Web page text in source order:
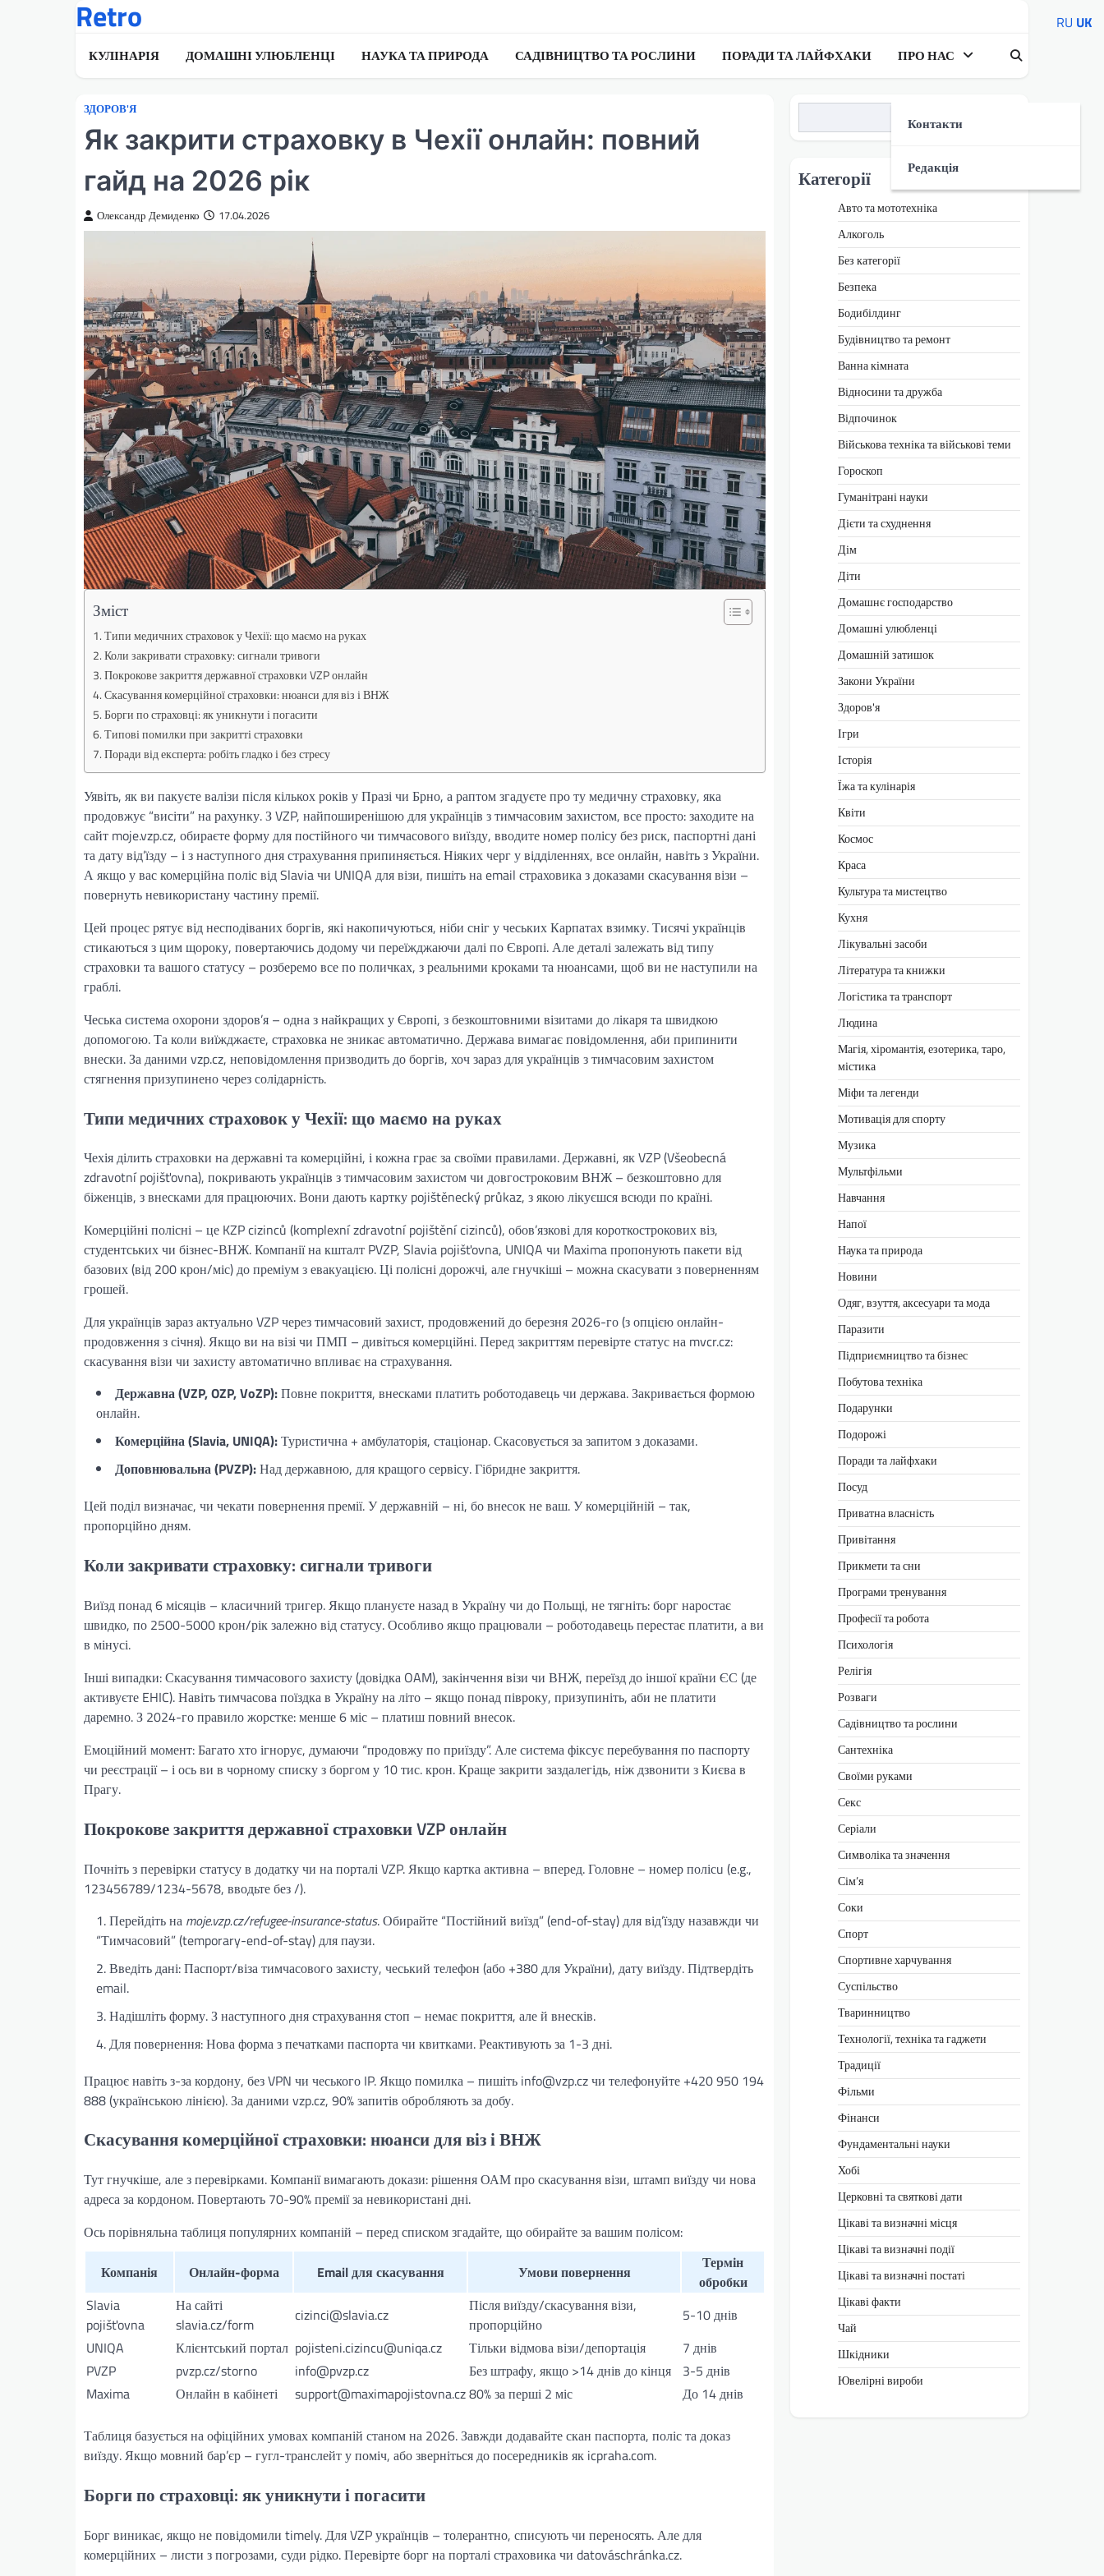
Retro
КУЛІНАРІЯ ДОМАШНІ УЛЮБЛЕНЦІ НАУКА ТА ПРИРОДА САДІВНИЦТВО ТА РОСЛИНИ ПОРАДИ ТА ЛАЙФХАКИ ПРО НАС
Контакти
Редакція
ЗДОРОВ'Я
Як закрити страховку в Чехії онлайн: повний
гайд на 2026 рік
Олександр Демиденко 17.04.2026
Зміст
Типи медичних страховок у Чехії: що маємо на руках
Коли закривати страховку: сигнали тривоги
Покрокове закриття державної страховки VZP онлайн
Скасування комерційної страховки: нюанси для віз і ВНЖ
Борги по страховці: як уникнути і погасити
Типові помилки при закритті страховки
Поради від експерта: робіть гладко і без стресу
Уявіть, як ви пакуєте валізи після кількох років у Празі чи Брно, а раптом згадуєте про ту медичну страховку, яка
продовжує “висіти” на рахунку. З VZP, найпоширенішою для українців з тимчасовим захистом, все просто: заходите на
сайт moje.vzp.cz, обираєте форму для постійного чи тимчасового виїзду, вводите номер полісу без риск, паспортні дані
та дату від’їзду – і з наступного дня страхування припиняється. Ніяких черг у відділеннях, все онлайн, навіть з України.
А якщо у вас комерційна поліс від Slavia чи UNIQA для візи, пишіть на email страховика з доказами скасування візи –
повернуть невикористану частину премії.
Цей процес рятує від несподіваних боргів, які накопичуються, ніби сніг у чеських Карпатах взимку. Тисячі українців
стикаються з цим щороку, повертаючись додому чи переїжджаючи далі по Європі. Але деталі залежать від типу
страховки та вашого статусу – розберемо все по поличках, з реальними кроками та нюансами, щоб ви не наступили на
граблі.
Чеська система охорони здоров’я – одна з найкращих у Європі, з безкоштовними візитами до лікаря та швидкою
допомогою. Та коли виїжджаєте, страховка не зникає автоматично. Держава вимагає повідомлення, аби припинити
внески. За даними vzp.cz, неповідомлення призводить до боргів, хоч зараз для українців з тимчасовим захистом
стягнення призупинено через солідарність.
Типи медичних страховок у Чехії: що маємо на руках
Чехія ділить страховки на державні та комерційні, і кожна грає за своїми правилами. Державні, як VZP (Všeobecná
zdravotní pojišťovna), покривають українців з тимчасовим захистом чи довгостроковим ВНЖ – безкоштовно для
біженців, з внесками для працюючих. Вони дають картку pojištěnecký průkaz, з якою лікуєшся всюди по країні.
Комерційні полісні – це KZP cizinců (komplexní zdravotní pojištění cizinců), обов’язкові для короткострокових віз,
студентських чи бізнес-ВНЖ. Компанії на кшталт PVZP, Slavia pojišťovna, UNIQA чи Maxima пропонують пакети від
базових (від 200 крон/міс) до преміум з евакуацією. Ці полісні дорожчі, але гнучкіші – можна скасувати з поверненням
грошей.
Для українців зараз актуально VZP через тимчасовий захист, продовжений до березня 2026-го (з опцією онлайн-
продовження з січня). Якщо ви на візі чи ПМП – дивіться комерційні. Перед закриттям перевірте статус на mvcr.cz:
скасування візи чи захисту автоматично впливає на страхування.
Державна (VZP, OZP, VoZP):Повне покриття, внесками платить роботодавець чи держава. Закривається формою
онлайн.
Комерційна (Slavia, UNIQA):Туристична + амбулаторія, стаціонар. Скасовується за запитом з доказами.
Доповнювальна (PVZP):Над державною, для кращого сервісу. Гібридне закриття.
Цей поділ визначає, чи чекати повернення премії. У державній – ні, бо внесок не ваш. У комерційній – так,
пропорційно дням.
Коли закривати страховку: сигнали тривоги
Виїзд понад 6 місяців – класичний тригер. Якщо плануєте назад в Україну чи до Польщі, не тягніть: борг наростає
швидко, по 2500-5000 крон/рік залежно від статусу. Особливо якщо працювали – роботодавець перестає платити, а ви
в мінусі.
Інші випадки: Скасування тимчасового захисту (довідка OAM), закінчення візи чи ВНЖ, переїзд до іншої країни ЄС (де
активуєте EHIC). Навіть тимчасова поїздка в Україну на літо – якщо понад півроку, призупиніть, аби не платити
даремно. З 2024-го правило жорстке: менше 6 міс – платиш повний внесок.
Емоційний момент: Багато хто ігнорує, думаючи “продовжу по приїзду”. Але система фіксує перебування по паспорту
чи реєстрації – і ось ви в чорному списку з боргом у 10 тис. крон. Краще закрити заздалегідь, ніж дзвонити з Києва в
Прагу.
Покрокове закриття державної страховки VZP онлайн
Почніть з перевірки статусу в додатку чи на порталі VZP. Якщо картка активна – вперед. Головне – номер полісu (e.g.,
123456789/1234-5678, вводьте без /).
Перейдіть на moje.vzp.cz/refugee-insurance-status. Обирайте “Постійний виїзд” (end-of-stay) для від’їзду назавжди чи
“Тимчасовий” (temporary-end-of-stay) для паузи.
Введіть дані: Паспорт/віза тимчасового захисту, чеський телефон (або +380 для України), дату виїзду. Підтвердіть
email.
Надішліть форму. З наступного дня страхування стоп – немає покриття, але й внесків.
Для повернення: Нова форма з печатками паспорта чи квитками. Реактивують за 1-3 дні.
Працює навіть з-за кордону, без VPN чи чеського IP. Якщо помилка – пишіть info@vzp.cz чи телефонуйте +420 950 194
888 (українською лінією). За даними vzp.cz, 90% запитів обробляють за добу.
Скасування комерційної страховки: нюанси для віз і ВНЖ
Тут гнучкіше, але з перевірками. Компанії вимагають докази: рішення ОАМ про скасування візи, штамп виїзду чи нова
адреса за кордоном. Повертають 70-90% премії за невикористані дні.
Ось порівняльна таблиця популярних компаній – перед списком згадайте, що обирайте за вашим полісом:
Компанія Онлайн-форма Email для скасування Умови повернення
Термін
обробки
Slavia
pojišťovna
На сайті
slavia.cz/form
cizinci@slavia.cz
Після виїзду/скасування візи,
пропорційно
5-10 днів
UNIQA
Клієнтський портал pojisteni.cizincu@uniqa.cz Тільки відмова візи/депортація
7 днів
PVZP
pvzp.cz/storno info@pvzp.cz Без штрафу, якщо >14 днів до кінця
3-5 днів
Maxima
Онлайн в кабінеті support@maximapojistovna.cz80% за перші 2 міс До 14 днів
Таблиця базується на офіційних умовах компаній станом на 2026. Завжди додавайте скан паспорта, поліс та доказ
виїзду. Якщо мовний бар’єр – гугл-транслейт у поміч, або зверніться до посередників як icpraha.com.
Борги по страховці: як уникнути і погасити
Борг виникає, якщо не повідомили timely. Для VZP українців – толерантно, списують чи переносять. Але для
комерційних – листи з погрозами, суди рідко. Перевірте борг на порталі страховика чи datováschránka.cz.
Категорії
Авто та мототехніка
Алкоголь
Без категорії
Безпека
Бодибілдинг
Будівництво та ремонт
Ванна кімната
Відносини та дружба
Відпочинок
Військова техніка та військові теми
Гороскоп
Гуманітрані науки
Дієти та схуднення
Дім
Діти
Домашнє господарство
Домашні улюбленці
Домашній затишок
Закони України
Здоров'я
Ігри
Історія
Їжа та кулінарія
Квіти
Космос
Краса
Культура та мистецтво
Кухня
Лікувальні засоби
Література та книжки
Логістика та транспорт
Людина
Магія, хіромантія, езотерика, таро,
містика
Міфи та легенди
Мотивація для спорту
Музика
Мультфільми
Навчання
Напої
Наука та природа
Новини
Одяг, взуття, аксесуари та мода
Паразити
Підприємництво та бізнес
Побутова техніка
Подарунки
Подорожі
Поради та лайфхаки
Посуд
Приватна власність
Привітання
Прикмети та сни
Програми тренування
Професії та робота
Психологія
Релігія
Розваги
Садівництво та рослини
Сантехніка
Своїми руками
Секс
Серіали
Символіка та значення
Сім’я
Соки
Спорт
Спортивне харчування
Суспільство
Тваринництво
Технології, техніка та гаджети
Традиції
Фільми
Фінанси
Фундаментальні науки
Хобі
Церковні та святкові дати
Цікаві та визначні місця
Цікаві та визначні події
Цікаві та визначні постаті
Цікаві факти
Чай
Шкідники
Ювелірні вироби
RU UK